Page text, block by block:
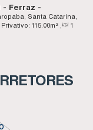
- Ferraz -
Santa Catarina,
Privativo: 115 .00m²
1